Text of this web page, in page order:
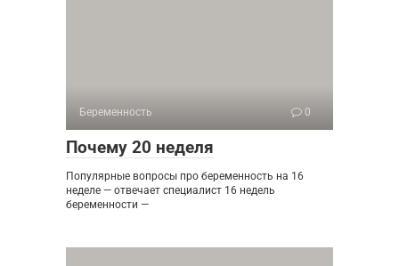
Беременность 0
Почему 20 неделя
Популярные вопросы про беременность на 16
неделе — отвечает специалист 16 недель
беременности —